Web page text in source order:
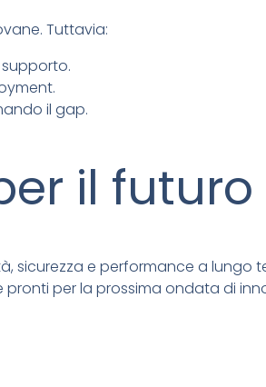
Tuttavia:
il gap.
il futuro
sicurezza e performance a lungo
per la prossima ondata di